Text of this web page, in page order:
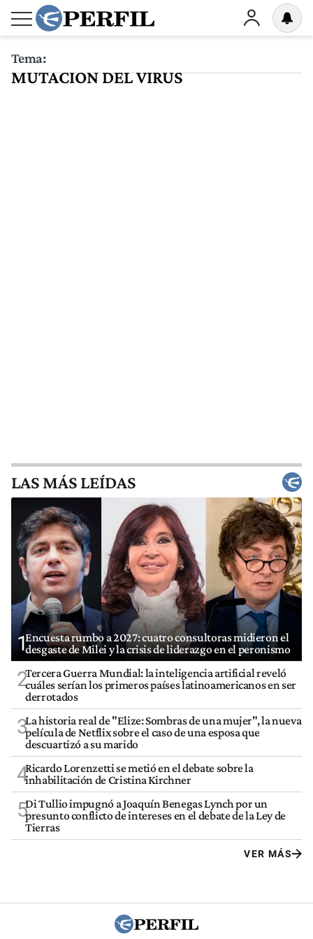
Tema:
MUTACION DEL VIRUS
LAS MÁS LEÍDAS
1Encuesta rumbo a 2027: cuatro consultoras midieron el
desgaste de Milei y la crisis de liderazgo en el peronismo
2Tercera Guerra Mundial: la inteligencia artificial reveló
cuáles serían los primeros países latinoamericanos en ser
derrotados
3La historia real de "Elize: Sombras de una mujer", la nueva
película de Netflix sobre el caso de una esposa que
descuartizó a su marido
4Ricardo Lorenzetti se metió en el debate sobre la
inhabilitación de Cristina Kirchner
5Di Tullio impugnó a Joaquín Benegas Lynch por un
presunto conflicto de intereses en el debate de la Ley de
Tierras
VER MÁS